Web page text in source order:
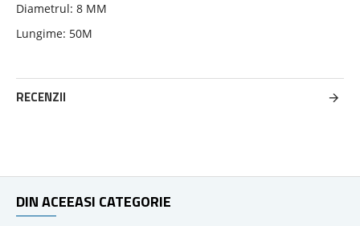
Diametrul: 8 MM
Lungime: 50M
RECENZII
DIN ACEEASI CATEGORIE